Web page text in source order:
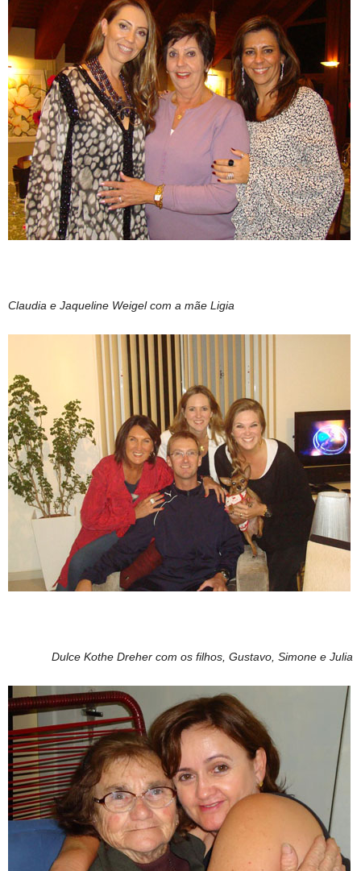
Claudia e Jaqueline Weigel com a mãe Ligia
Dulce Kothe Dreher com os filhos, Gustavo, Simone e Julia